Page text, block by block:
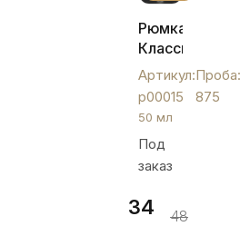
Рюмка
Классика
Кубачинская
орнаментом
и
гравировкой,
р00015
Артикул:
р00015
Проба:
875
50 мл
Под
заказ
34
48